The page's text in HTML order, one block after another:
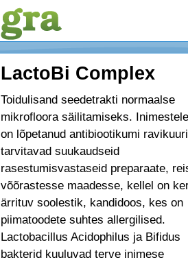
LactoBi Complex
Toidulisand seedetrakti normaalse
mikrofloora säilitamiseks.
on lõpetanud antibiootikumi
tarvitavad suukaudseid
rasestumisvastaseid preparaate,
võõrastesse maadesse, kellel on
ärrituv soolestik, kandidoos, kes on
piimatoodete suhtes allergilised.
Lactobacillus Acidophilus ja Bifidus
bakterid kuuluvad terve inimese